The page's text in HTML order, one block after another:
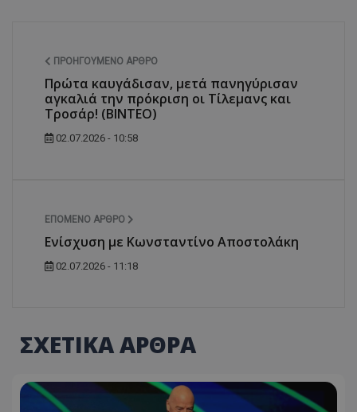
ΠΡΟΗΓΟΎΜΕΝΟ ΆΡΘΡΟ
Πρώτα καυγάδισαν, μετά πανηγύρισαν
αγκαλιά την πρόκριση οι Τίλεμανς και
Τροσάρ! (ΒΙΝΤΕΟ)
02.07.2026 - 10:58
ΕΠΌΜΕΝΟ ΆΡΘΡΟ
Ενίσχυση με Κωνσταντίνο Αποστολάκη
02.07.2026 - 11:18
ΣΧΕΤΙΚΑ ΑΡΘΡΑ